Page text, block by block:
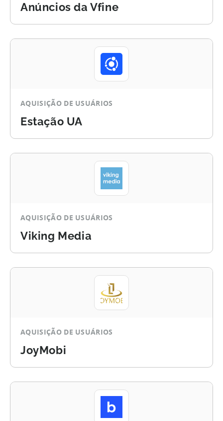
Anúncios da Vfine
AQUISIÇÃO DE USUÁRIOS
Estação UA
AQUISIÇÃO DE USUÁRIOS
Viking Media
AQUISIÇÃO DE USUÁRIOS
JoyMobi